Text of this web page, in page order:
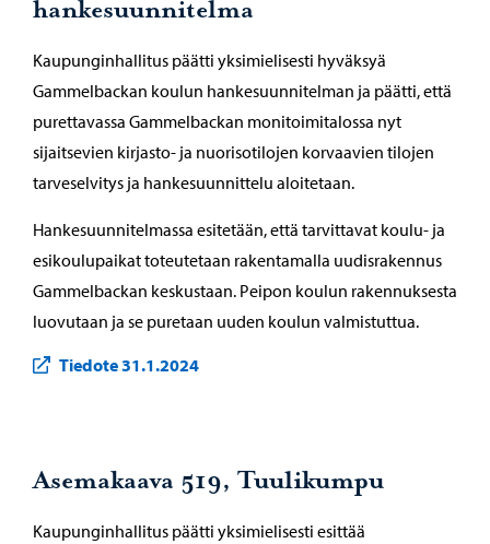
hankesuunnitelma
Kaupunginhallitus päätti yksimielisesti hyväksyä
Gammelbackan koulun hankesuunnitelman ja päätti, että
purettavassa Gammelbackan monitoimitalossa nyt
sijaitsevien kirjasto- ja nuorisotilojen korvaavien tilojen
tarveselvitys ja hankesuunnittelu aloitetaan.
Hankesuunnitelmassa esitetään, että tarvittavat koulu- ja
esikoulupaikat toteutetaan rakentamalla uudisrakennus
Gammelbackan keskustaan. Peipon koulun rakennuksesta
luovutaan ja se puretaan uuden koulun valmistuttua.
Tiedote 31.1.2024
Asemakaava 519, Tuulikumpu
Kaupunginhallitus päätti yksimielisesti esittää